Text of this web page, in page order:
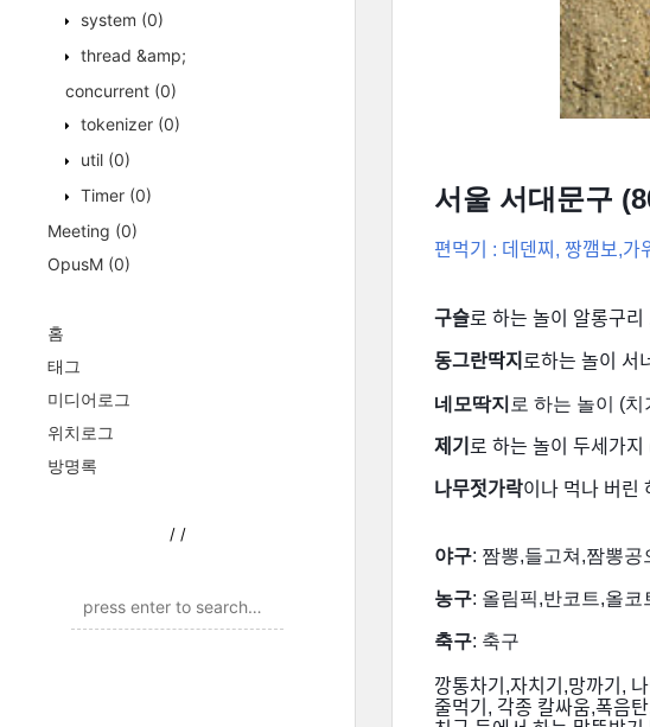
system (0)
thread &amp;
concurrent (0)
tokenizer (0)
util (0)
Timer (0)
Meeting (0)
OpusM (0)
홈
태그
미디어로그
위치로그
방명록
/ /
서울 서대문구
편먹기 : 데덴찌, 짱깸보,가
구슬로 하는 놀이 알롱구리
동그란딱지 로하는 놀이 서
네모딱지 로 하는 놀이 (
제기 로 하는 놀이 두세가
나무젓가락이나 먹나 버린
야구: 짬뽕,들고쳐,짬뽕
농구: 올림픽,반코트,올코
축구: 축구
깡통차기 ,자치기 ,망까기 ,
줄먹기 , 각종 칼싸움,폭음탄